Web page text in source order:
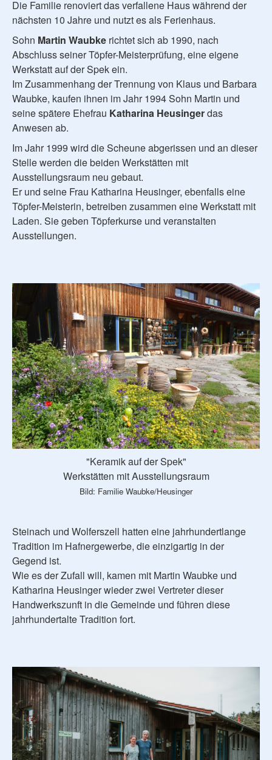
Die Familie renoviert das verfallene Haus während der
nächsten 10 Jahre und nutzt es als Ferienhaus.
Sohn Martin Waubke richtet sich ab 1990, nach
Abschluss seiner Töpfer-Meisterprüfung, eine eigene
Werkstatt auf der Spek ein.
Im Zusammenhang der Trennung von Klaus und Barbara
Waubke, kaufen ihnen im Jahr 1994 Sohn Martin und
seine spätere Ehefrau Katharina Heusingerdas
Anwesen ab.
Im Jahr 1999 wird die Scheune abgerissen und an dieser
Stelle werden die beiden Werkstätten mit
Ausstellungsraum neu gebaut.
Er und seine Frau Katharina Heusinger, ebenfalls eine
Töpfer-Meisterin, betreiben zusammen eine Werkstatt mit
Laden. Sie geben Töpferkurse und veranstalten
Ausstellungen.
"Keramik auf der Spek"
Werkstätten mit Ausstellungsraum
Bild: Familie Waubke/Heusinger
Steinach und Wolferszell hatten eine jahrhundertlange
Tradition im Hafnergewerbe, die einzigartig in der
Gegend ist.
Wie es der Zufall will, kamen mit Martin Waubke und
Katharina Heusinger wieder zwei Vertreter dieser
Handwerkszunft in die Gemeinde und führen diese
jahrhundertalte Tradition fort.